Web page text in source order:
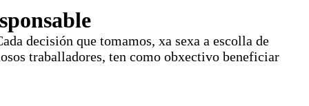
decisión que tomamos, xa sexa a escolla de
traballadores, ten como obxectivo beneficiar